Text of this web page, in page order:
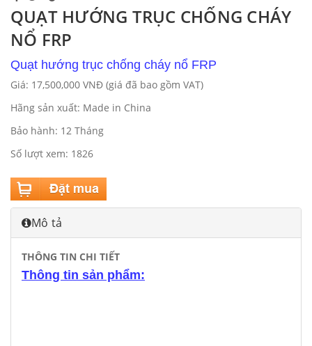
QUẠT HƯỚNG TRỤC CHỐNG CHÁY
NỔ FRP
Quạt hướng trục chống cháy nổ FRP
Giá: 17,500,000 VNĐ (giá đã bao gồm VAT)
Hãng sản xuất: Made in China
Bảo hành: 12 Tháng
Số lượt xem: 1826
Mô tả
THÔNG TIN CHI TIẾT
Thông tin sản phẩm: